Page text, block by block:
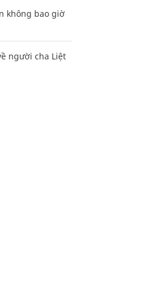
không bao giờ
người cha Liệt